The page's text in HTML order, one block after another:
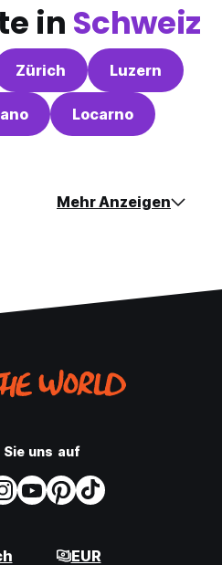
in Schweiz
Zürich Luzern
Locarno
Mehr Anzeigen
Sie uns auf
EUR